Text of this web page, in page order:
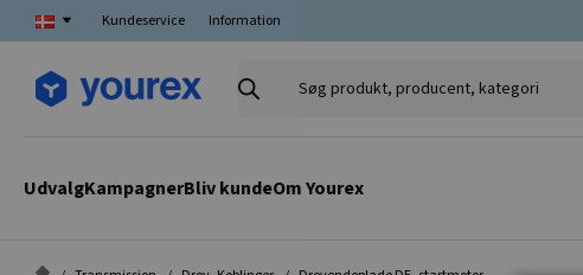
Kundeservice Information
Søg
UdvalgKampagnerBliv kundeOm Yourex